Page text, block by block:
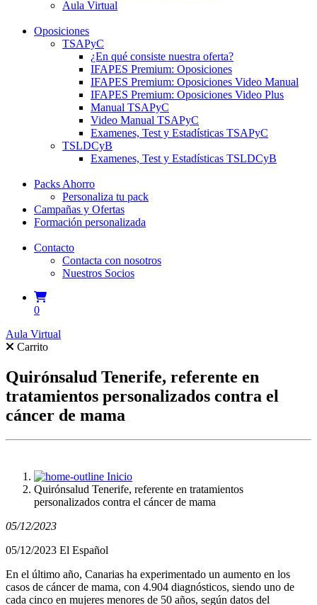
Aula Virtual
Oposiciones
TSAPyC
¿En qué consiste nuestra oferta?
IFAPES Premium: Oposiciones
IFAPES Premium: Oposiciones Video Manual
IFAPES Premium: Oposiciones Video Plus
Manual TSAPyC
Video Manual TSAPyC
Examenes, Test y Estadísticas TSAPyC
TSLDCyB
Examenes, Test y Estadísticas TSLDCyB
Packs Ahorro
Personaliza tu pack
Campañas y Ofertas
Formación personalizada
Contacto
Contacta con nosotros
Nuestros Socios
0
Aula Virtual
Carrito
Quirónsalud Tenerife, referente en
tratamientos personalizados contra el
cáncer de mama
Inicio
Quirónsalud Tenerife, referente en tratamientos
personalizados contra el cáncer de mama
05/12/2023
05/12/2023 El Español
En el último año, Canarias ha experimentado un aumento en los
casos de cáncer de mama, con 4.904 diagnósticos, siendo uno de
cada cinco en mujeres menores de 50 años, según datos del